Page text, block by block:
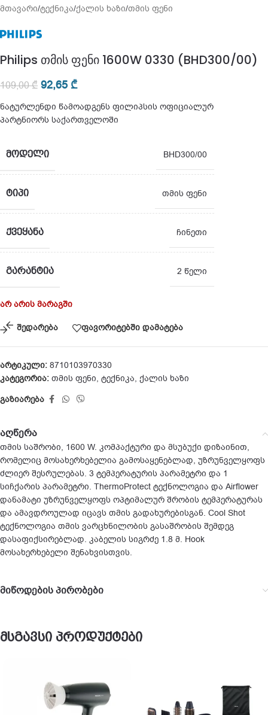
მთავარი/ტექნიკა/ქალის ხაზი/თმის ფენი
Philips თმის ფენი 1600W 0330 (BHD300/00)
109,00₾ 92,65 ₾
ნატურლენდი წამოადგენს ფილიპსის ოფიციალურ
პარტნიორს საქართველოში
ᲛᲝᲓᲔᲚᲘ BHD300/00
ᲢᲘᲞᲘ თმის ფენი
ᲥᲕᲔᲧᲐᲜᲐ ჩინეთი
ᲒᲐᲠᲐᲜᲢᲘᲐ 2 წელი
არ არის მარაგში
შედარება ფავორიტებში დამატება
არტიკული: 8710103970330
კატეგორია: თმის ფენი, ტექნიკა, ქალის ხაზი
გაზიარება
აღწერა
თმის საშრობი, 1600 W. კომპაქტური და მსუბუქი დიზაინით,
რომელიც მოსახერხებელია გამოსაყენებლად, უზრუნველყოფს
ძლიერ შესრულებას. 3 ტემპერატურის პარამეტრი და 1
სიჩქარის პარამეტრი. ThermoProtect ტექნოლოგია და Airflower
დანამატი უზრუნველყოფს ოპტიმალურ შრობის ტემპერატურას
და ამავდროულად იცავს თმის გადახურებისგან. Cool Shot
ტექნოლოგია თმის ვარცხნილობის გასაშრობის შემდეგ
დასაფიქსირებლად. კაბელის სიგრძე 1.8 მ. Hook
მოსახერხებელი შენახვისთვის.
მიწოდების პირობები
მსგავსი პროდუქტები